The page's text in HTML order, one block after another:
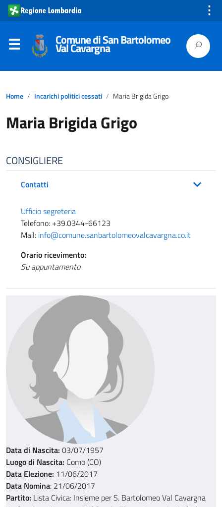
⋮
Comune di San Bartolomeo
Val Cavargna
Home Incarichi politici cessati Maria Brigida Grigo
Maria Brigida Grigo
CONSIGLIERE
Contatti
Ufficio segreteria
Telefono: +39.0344-66123
Mail: info@comune.sanbartolomeovalcavargna.co.it
Orario ricevimento:
Su appuntamento
Data di Nascita: 03/07/1957
Luogo di Nascita: Como (CO)
Data Elezione: 11/06/2017
Data Nomina: 21/06/2017
Partito: Lista Civica: Insieme per S. Bartolomeo Val Cavargna